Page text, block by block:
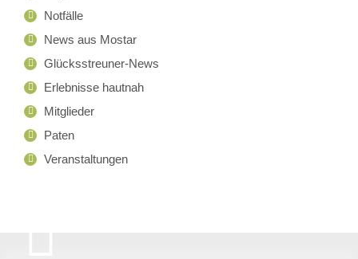
Notfälle
News aus Mostar
Glücksstreuner-News
Erlebnisse hautnah
Mitglieder
Paten
Veranstaltungen